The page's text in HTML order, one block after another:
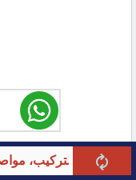
تصاميم 2026